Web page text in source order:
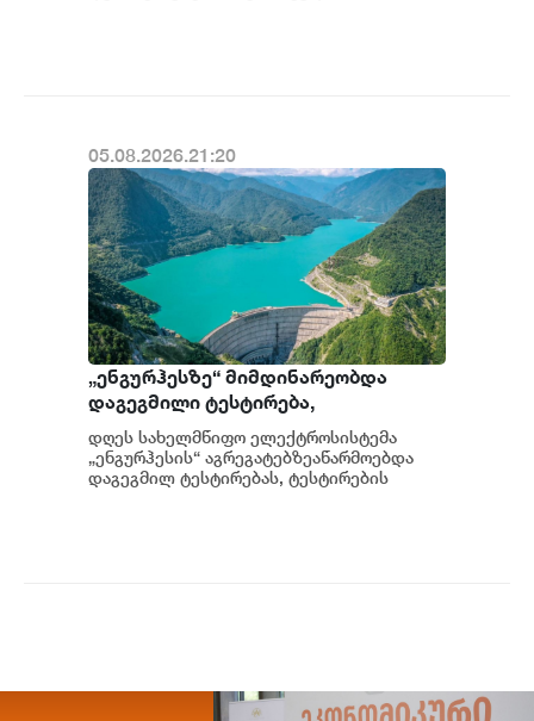
05.08.2026.21:20
„ენგურჰესზე“ მიმდინარეობდა
დაგეგმილი ტესტირება,
ტესტირებისას სისტემა სრულად
გაითიშა, მიმდინარეობს მომხდარის
დეტალური ანალიზი - სემეკის წევრი
დღეს სახელმწიფო ელექტროსისტემა
„ენგურჰესის“ აგრეგატებზეაწარმოებდა
დაგეგმილ ტესტირებას, ტესტირების